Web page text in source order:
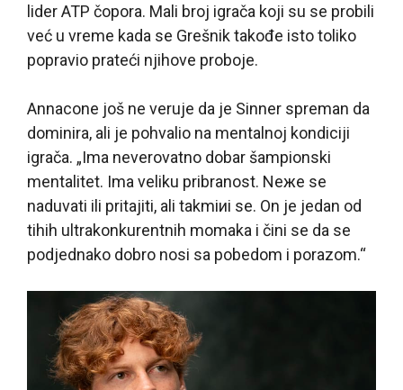
lider ATP čopora. Mali broj igrača koji su se probili
već u vreme kada se Grešnik takođe isto toliko
popravio prateći njihove proboje.
Annacone još ne veruje da je Sinner spreman da
dominira, ali je pohvalio na mentalnoj kondiciji
igrača. „Ima neverovatno dobar šampionski
mentalitet. Ima veliku pribranost. Neжe se
naduvati ili pritajiti, ali takmiиi se. On je jedan od
tihih ultrakonkurentnih momaka i čini se da se
podjednako dobro nosi sa pobedom i porazom.“